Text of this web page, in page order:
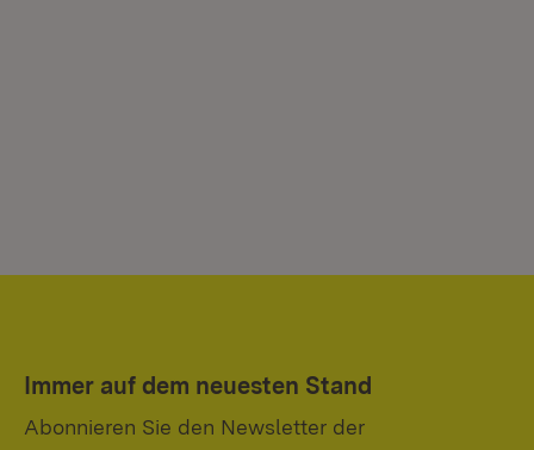
Immer auf dem neuesten Stand
Abonnieren Sie den Newsletter der